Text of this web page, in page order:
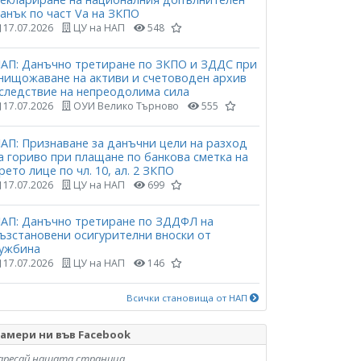
по част Vа на ЗКПО
17.07.2026 ЦУ на НАП 548
Данъчно третиране по ЗКПО и ЗДДС при
на активи и счетоводен архив
на непреодолима сила
17.07.2026 ОУИ Велико Търново 555
Признаване за данъчни цели на разход
гориво при плащане по банкова сметка на
лице по чл. 10, ал. 2 ЗКПО
17.07.2026 ЦУ на НАП 699
Данъчно третиране по ЗДДФЛ на
осигурителни вноски от
17.07.2026 ЦУ на НАП 146
Всички становища от НАП
ни във Facebook